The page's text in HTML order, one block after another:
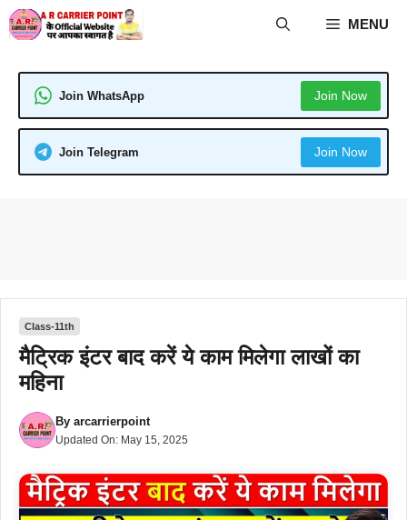
Skip
to
MENU
Join WhatsApp Join Now
Join Telegram Join Now
Class-11th
मैट्रिक इंटर बाद करें ये काम मिलेगा लाखों का
महिना
By arcarrierpoint
Updated On: May 15, 2025